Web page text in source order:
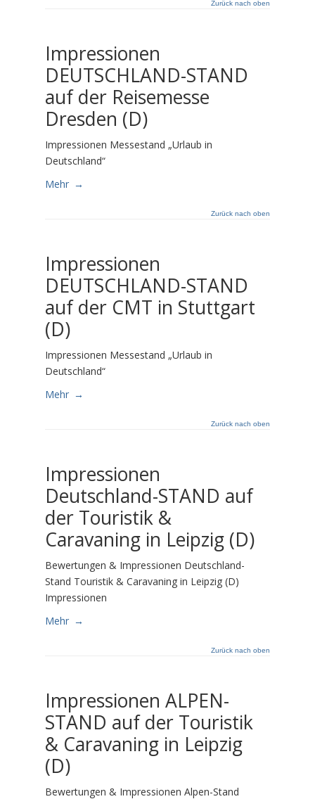
Zurück nach oben
Impressionen
DEUTSCHLAND-STAND
auf der Reisemesse
Dresden (D)
Impressionen Messestand „Urlaub in
Deutschland“
Mehr →
Zurück nach oben
Impressionen
DEUTSCHLAND-STAND
auf der CMT in Stuttgart
(D)
Impressionen Messestand „Urlaub in
Deutschland“
Mehr →
Zurück nach oben
Impressionen
Deutschland-STAND auf
der Touristik &
Caravaning in Leipzig (D)
Bewertungen & Impressionen Deutschland-
Stand Touristik & Caravaning in Leipzig (D)
Impressionen
Mehr →
Zurück nach oben
Impressionen ALPEN-
STAND auf der Touristik
& Caravaning in Leipzig
(D)
Bewertungen & Impressionen Alpen-Stand